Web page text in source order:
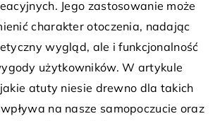
Jego zastosowanie może
charakter otoczenia, nadając
wygląd, ale i funkcjonalność
użytkowników. W artykule
atuty niesie drewno dla takich
na nasze samopoczucie oraz